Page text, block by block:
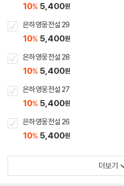
10% 5,400원
은하영웅전설 29
10% 5,400원
은하영웅전설 28
10% 5,400원
은하영웅전설 27
10% 5,400원
은하영웅전설 26
10% 5,400원
더보기